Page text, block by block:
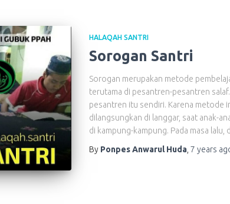
HALAQAH SANTRI
Sorogan Santri
Sorogan merupakan metode
terutama di pesantren-pesantren
pesantren itu sendiri. Karena metode
dilangsungkan di langgar, saat anak-
di kampung-kampung. Pada masa lalu,
By Ponpes Anwarul Huda, 7 years